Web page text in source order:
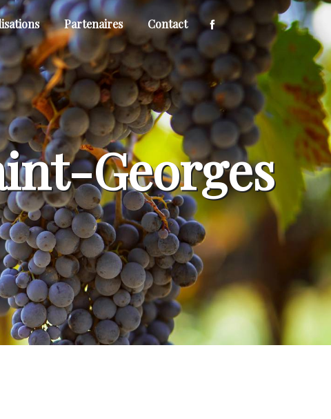
Partenaires Contact
Georges